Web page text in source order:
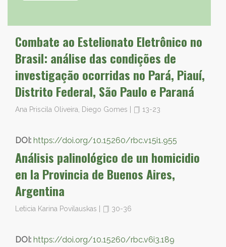
Combate ao Estelionato Eletrônico no
Brasil: análise das condições de
investigação ocorridas no Pará, Piauí,
Distrito Federal, São Paulo e Paraná
Ana Priscila Oliveira, Diego Gomes 13-23
DOI: https://doi.org/10.15260/rbc.v15i1.955
Análisis palinológico de un homicidio
en la Provincia de Buenos Aires,
Argentina
Leticia Karina Povilauskas 30-36
DOI: https://doi.org/10.15260/rbc.v6i3.189